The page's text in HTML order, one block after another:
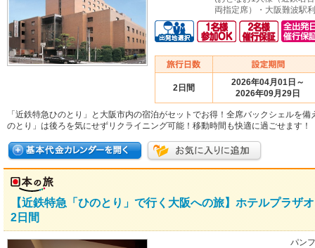
両指定席）・大阪難波駅
2日間
2026年04月01日～
2026年09月29日
「近鉄特急ひのとり」と大阪市内の宿泊がセットでお得！全席バックシェルを備
のとり」は後ろを気にせずリクライニング可能！移動時間も快適に過ごせます！
【近鉄特急「ひのとり」で行く大阪への旅】ホテルプラ
2日間
パン